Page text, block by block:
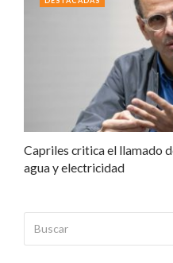
Capriles critica el llamado
agua y electricidad